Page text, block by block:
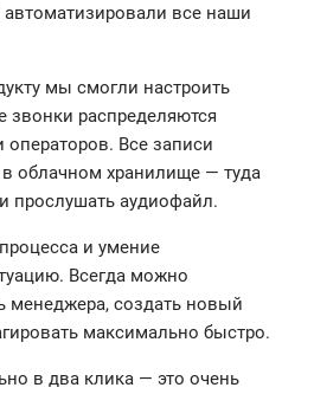
автоматизировали все наши
мы смогли настроить
распределяются
операторов. Все записи
в облачном хранилище — туда
прослушать аудиофайл.
и умение
Всегда можно
менеджера, создать новый
максимально быстро.
в два клика — это очень